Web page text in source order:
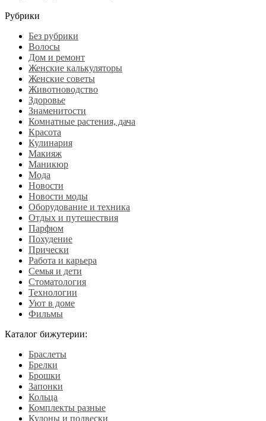
Рубрики
Без рубрики
Волосы
Дом и ремонт
Женские калькуляторы
Женские советы
Животноводство
Здоровье
Знаменитости
Комнатные растения, дача
Красота
Кулинария
Макияж
Маникюр
Мода
Новости
Новости моды
Оборудование и техника
Отдых и путешествия
Парфюм
Похудение
Прически
Работа и карьера
Семья и дети
Стоматология
Технологии
Уют в доме
Фильмы
Каталог бижутерии:
Браслеты
Брелки
Брошки
Запонки
Кольца
Комплекты разные
Кулоны и подвески